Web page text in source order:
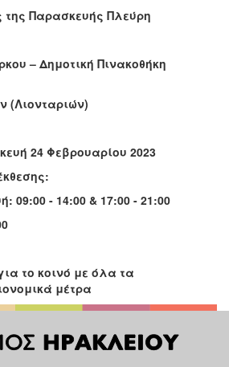
Παρασκευής Πλεύρη
– Δημοτική Πινακοθήκη
(Λιονταριών)
24 Φεβρουαρίου 2023
09:00 - 14:00 & 17:00 - 21:00
το κοινό με όλα τα
μέτρα